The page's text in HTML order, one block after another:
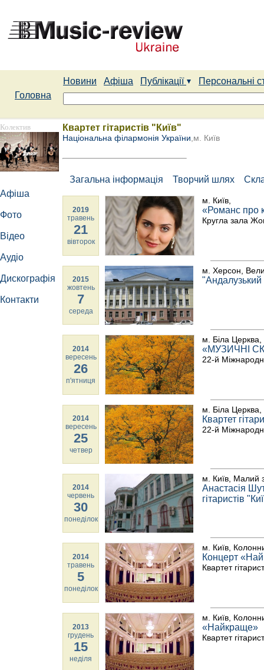
Новини Афіша Публікації
Персональні
Головна
Колектив
Афіша
Фото
Відео
Аудіо
Дискографія
Контакти
Квартет гітаристів "Київ"
Національна філармонія України ,м. Київ
Загальна інформація Творчий шлях
2019
травень
21
вівторок
м. Київ,
«Романс про
Кругла зала
2015
жовтень
7
середа
м. Херсон,
"Андалузький
2014
вересень
26
п'ятниця
м. Біла Церква,
«МУЗИЧНІ
22-й
2014
вересень
25
четвер
м. Біла Церква,
Квартет
22-й
2014
червень
30
понеділок
м. Київ, Малий
Анастасія
гітаристів
2014
травень
5
понеділок
м. Київ,
Концерт
Квартет
2013
грудень
15
неділя
м. Київ,
«Найкраще»
Квартет